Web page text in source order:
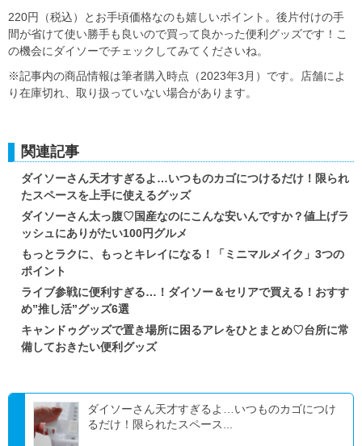
220円（税込）とお手頃価格なのも嬉しいポイント。後片付けの手
間が省けて使い勝手も良いので買って良かった便利グッズです！こ
の機会にダイソーでチェックしてみてくださいね。
※記事内の商品情報は筆者購入時点（2023年3月）です。店舗によ
り在庫切れ、取り扱っていない場合があります。
関連記事
ダイソーさん天才すぎるよ…いつものカゴにつけるだけ！限られ
たスペースを上手に使えるグッズ
ダイソーさん太っ腹♡国産なのにこんな安いんですか？値上げラ
ッシュにありがたい100円グルメ
もっとラクに、もっとキレイになる！「ミニマルメイク」3つの
ポイント
ライブ参戦に便利すぎる…！ダイソー＆セリアで買える！おすす
め”推し活”グッズ6選
キャンドゥグッズで置き場所に困るアレをひとまとめ♡台所に常
備しておきたい便利グッズ
ダイソーさん天才すぎるよ…いつものカゴにつけ
るだけ！限られたスペース...